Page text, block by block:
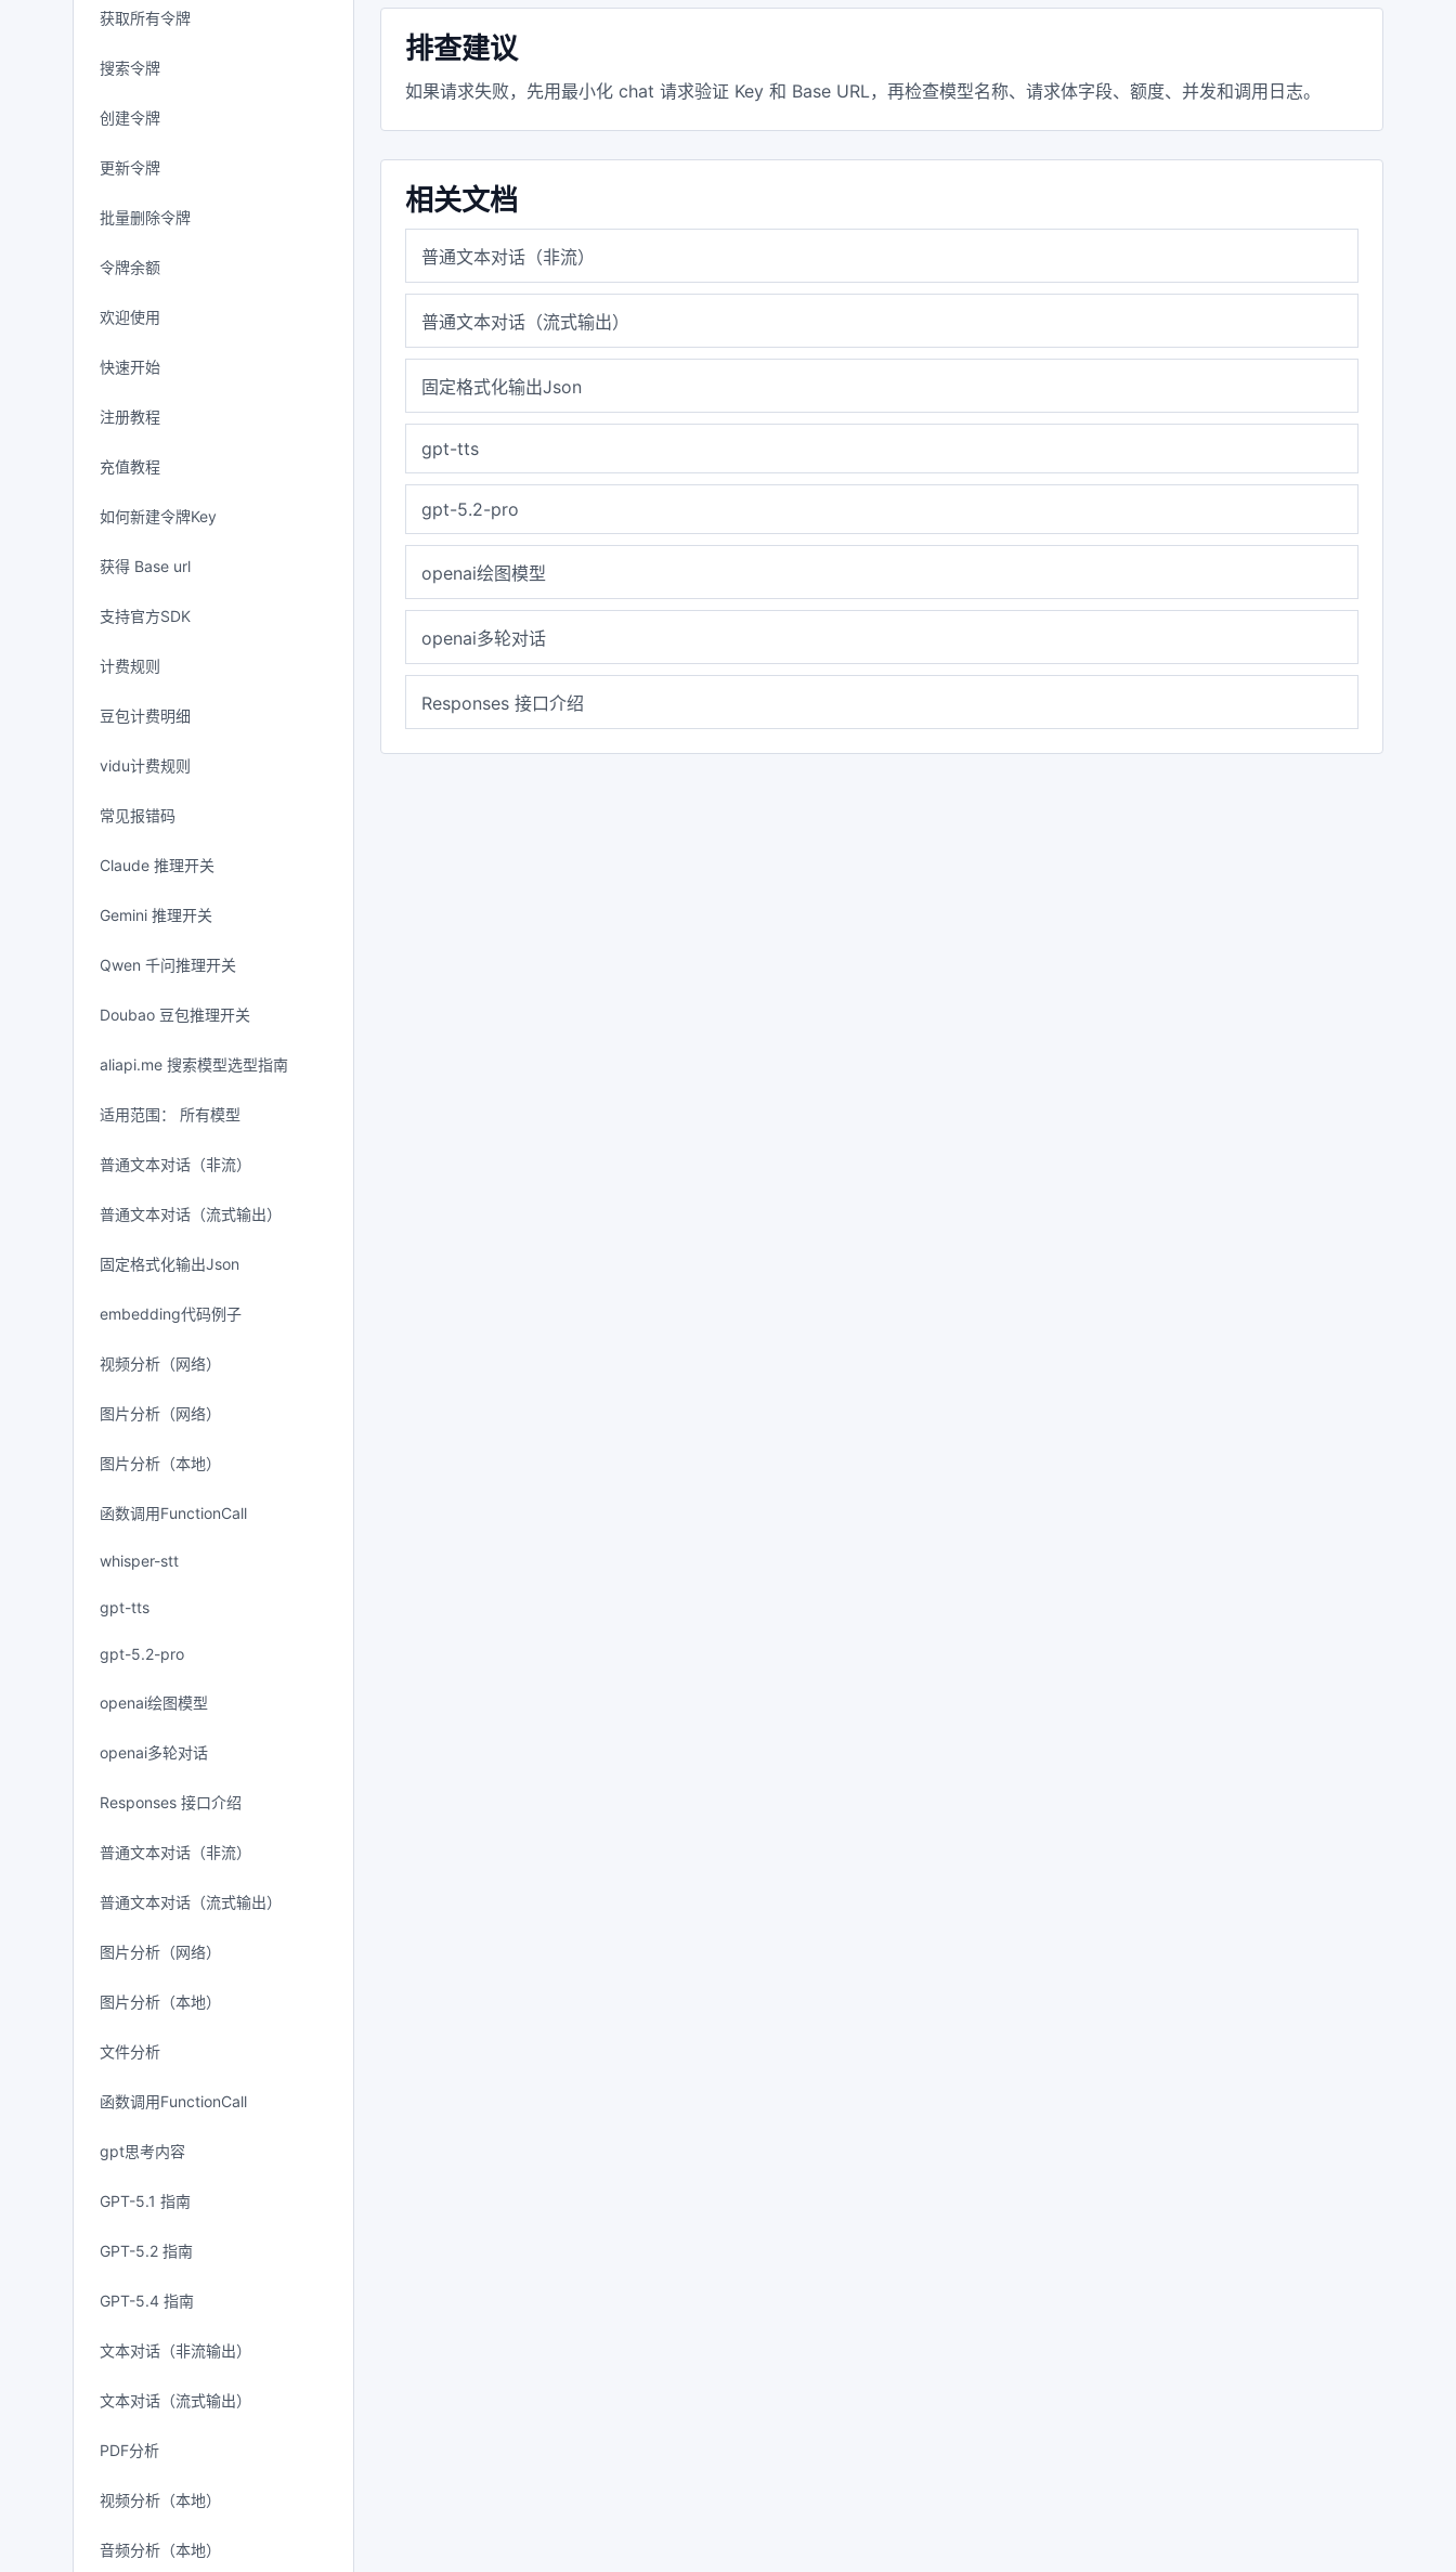
获取所有令牌
搜索令牌
创建令牌
更新令牌
批量删除令牌
令牌余额
欢迎使用
快速开始
注册教程
充值教程
如何新建令牌Key
获得 Base url
支持官方SDK
计费规则
豆包计费明细
vidu计费规则
常见报错码
Claude 推理开关
Gemini 推理开关
Qwen 千问推理开关
Doubao 豆包推理开关
aliapi.me 搜索模型选型指南
适用范围： 所有模型
普通文本对话（非流）
普通文本对话（流式输出）
固定格式化输出Json
embedding代码例子
视频分析（网络）
图片分析（网络）
图片分析（本地）
函数调用FunctionCall
whisper-stt
gpt-tts
gpt-5.2-pro
openai绘图模型
openai多轮对话
Responses 接口介绍
普通文本对话（非流）
普通文本对话（流式输出）
图片分析（网络）
图片分析（本地）
文件分析
函数调用FunctionCall
gpt思考内容
GPT-5.1 指南
GPT-5.2 指南
GPT-5.4 指南
文本对话（非流输出）
文本对话（流式输出）
PDF分析
视频分析（本地）
音频分析（本地）
排查建议
如果请求失败，先用最小化 chat 请求验证 Key 和 Base URL，再检查模型名称、请求体字段、额度、并发和调用日志。
相关文档
普通文本对话（非流）
普通文本对话（流式输出）
固定格式化输出Json
gpt-tts
gpt-5.2-pro
openai绘图模型
openai多轮对话
Responses 接口介绍